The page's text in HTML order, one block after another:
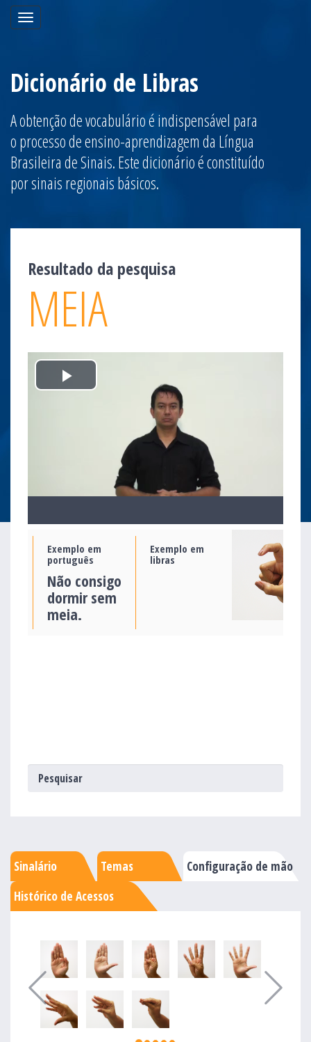
Toggle
navigation
Dicionário de Libras
A obtenção de vocabulário é indispensável para
o processo de ensino-aprendizagem da Língua
Brasileira de Sinais. Este dicionário é constituído
por sinais regionais básicos.
Resultado da pesquisa
MEIA
Play
Exemplo em
português
Não consigo
dormir sem
meia.
Exemplo em
libras
Sinalário Temas
Configuração de mão
Histórico de Acessos